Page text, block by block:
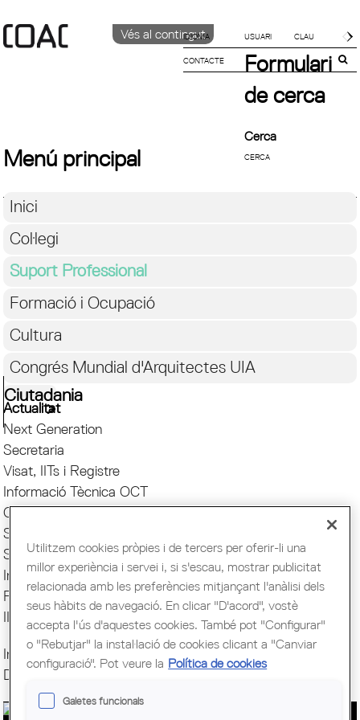
Vés al contingut
IDIOMA
CATALÀ
CONTACTE
Formulari
de cerca
Cerca
Menú principal
Inici
Col·legi
Suport Professional
Formació i Ocupació
Cultura
Congrés Mundial d'Arquitectes UIA
Ciutadania
Actualitat
Next Generation
Secretaria
Visat, IITs i Registre
Informació Tècnica OCT
Concursos OCP
Suport Jurídic
Suport Informàtic
Internacional
Fes la teva consulta
IITS
Inici a la professió
Descarbonitzant l'Arquitectura
Utilitzem cookies pròpies i de tercers per oferir-li una
millor experiència i servei i, si s'escau, mostrar publicitat
relacionada amb les preferències mitjançant l'anàlisi dels
seus hàbits de navegació. En clicar "D'acord", vostè
accepta l'ús d'aquestes cookies. També pot "Configurar"
o "Rebutjar" la instal·lació de cookies clicant a "Canviar
configuració". Pot veure la Política de cookies
Galetes funcionals